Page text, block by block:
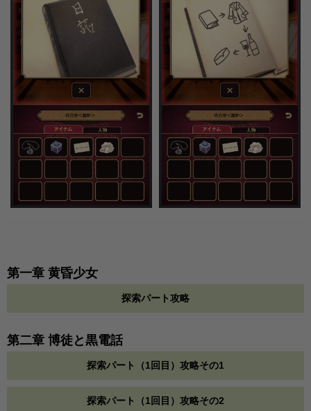
第一章 黄昏少女
探索パート攻略
第二章 博徒と黒電話
探索パート（1回目）攻略その1
探索パート（1回目）攻略その2